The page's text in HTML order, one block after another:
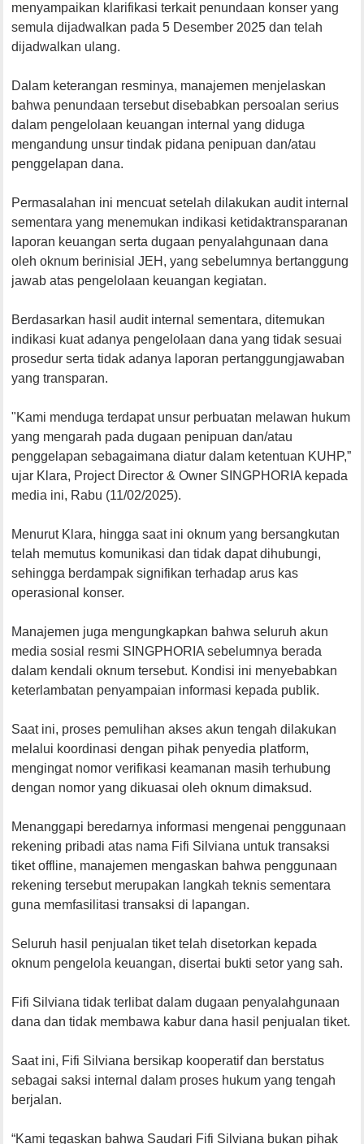
menyampaikan klarifikasi terkait penundaan konser yang
semula dijadwalkan pada 5 Desember 2025 dan telah
dijadwalkan ulang.
Dalam keterangan resminya, manajemen menjelaskan
bahwa penundaan tersebut disebabkan persoalan serius
dalam pengelolaan keuangan internal yang diduga
mengandung unsur tindak pidana penipuan dan/atau
penggelapan dana.
Permasalahan ini mencuat setelah dilakukan audit internal
sementara yang menemukan indikasi ketidaktransparanan
laporan keuangan serta dugaan penyalahgunaan dana
oleh oknum berinisial JEH, yang sebelumnya bertanggung
jawab atas pengelolaan keuangan kegiatan.
Berdasarkan hasil audit internal sementara, ditemukan
indikasi kuat adanya pengelolaan dana yang tidak sesuai
prosedur serta tidak adanya laporan pertanggungjawaban
yang transparan.
"Kami menduga terdapat unsur perbuatan melawan hukum
yang mengarah pada dugaan penipuan dan/atau
penggelapan sebagaimana diatur dalam ketentuan KUHP,”
ujar Klara, Project Director & Owner SINGPHORIA kepada
media ini, Rabu (11/02/2025).
Menurut Klara, hingga saat ini oknum yang bersangkutan
telah memutus komunikasi dan tidak dapat dihubungi,
sehingga berdampak signifikan terhadap arus kas
operasional konser.
Manajemen juga mengungkapkan bahwa seluruh akun
media sosial resmi SINGPHORIA sebelumnya berada
dalam kendali oknum tersebut. Kondisi ini menyebabkan
keterlambatan penyampaian informasi kepada publik.
Saat ini, proses pemulihan akses akun tengah dilakukan
melalui koordinasi dengan pihak penyedia platform,
mengingat nomor verifikasi keamanan masih terhubung
dengan nomor yang dikuasai oleh oknum dimaksud.
Menanggapi beredarnya informasi mengenai penggunaan
rekening pribadi atas nama Fifi Silviana untuk transaksi
tiket offline, manajemen mengaskan bahwa penggunaan
rekening tersebut merupakan langkah teknis sementara
guna memfasilitasi transaksi di lapangan.
Seluruh hasil penjualan tiket telah disetorkan kepada
oknum pengelola keuangan, disertai bukti setor yang sah.
Fifi Silviana tidak terlibat dalam dugaan penyalahgunaan
dana dan tidak membawa kabur dana hasil penjualan tiket.
Saat ini, Fifi Silviana bersikap kooperatif dan berstatus
sebagai saksi internal dalam proses hukum yang tengah
berjalan.
“Kami tegaskan bahwa Saudari Fifi Silviana bukan pihak